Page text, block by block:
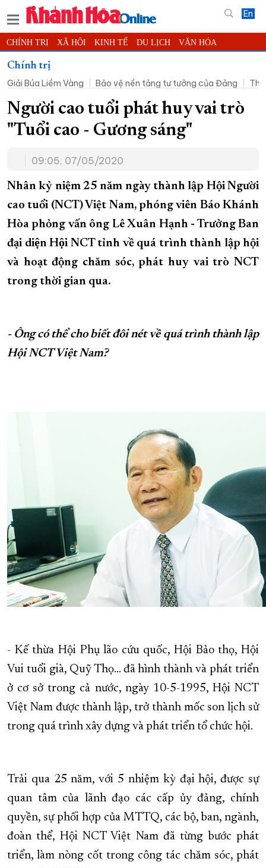
En
CHÍNH TRỊ XÃ HỘI KINH TẾ DU LỊCH VĂN HÓA
THỂ THAO
KHOA HỌC - CÔNG NGHỆ PHÁP LUẬT BẠN ĐỌC PHÓNG SỰ
THẾ GIỚI MULTIMEDIA VIDEO ĐỌC BÁO ONLINE
PODCAST THÔNG TIN - QUẢNG CÁO
TRƯỜNG SA BIỂN ĐẢO QUÊ HƯƠNG
CHUNG TAY CẢI CÁCH HÀNH CHÍNH
XÂY DỰNG NÔNG THÔN MỚI LỊCH CẮT ĐIỆN
TÀU - XE - MÁY BAY
KỶ NIỆM 370 NĂM XÂY DỰNG VÀ PHÁT TRIỂN TỈNH KHÁNH HÒA
KHOẢNH KHẮC ĐẸP XỨ TRẦM
XÂY DỰNG KHÁNH HÒA TRỞ THÀNH THÀNH PHỐ TRỰC THUỘC
Chính trị
Giải Búa Liềm Vàng
Bảo vệ nền tảng tư tưởng của Đảng
Người cao tuổi phát huy vai trò
"Tuổi cao - Gương sáng"
09:05, 07/05/2020
Nhân kỷ niệm 25 năm ngày thành lập Hội Người
cao tuổi (NCT) Việt Nam, phóng viên Báo Khánh
Hòa phỏng vấn ông Lê Xuân Hạnh - Trưởng Ban
đại diện Hội NCT tỉnh về quá trình thành lập hội
và hoạt động chăm sóc, phát huy vai trò NCT
trong thời gian qua.
- Ông có thể cho biết đôi nét về quá trình thành lập
Hội NCT Việt Nam?
- Kế thừa Hội Phụ lão cứu quốc, Hội Bảo thọ, Hội
Vui tuổi già, Quỹ Thọ… đã hình thành và phát triển
ở cơ sở trong cả nước, ngày 10-5-1995, Hội NCT
Việt Nam được thành lập, trở thành mốc son lịch sử
trong quá trình xây dựng và phát triển tổ chức hội.
Trải qua 25 năm, với 5 nhiệm kỳ đại hội, được sự
quan tâm của lãnh đạo các cấp ủy đảng, chính
quyền, sự phối hợp của MTTQ, các bộ, ban, ngành,
đoàn thể, Hội NCT Việt Nam đã từng bước phát
triển, làm nòng cốt trong công tác chăm sóc, phát